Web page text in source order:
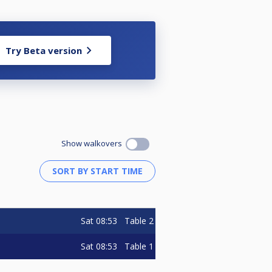
i din förening som kan
grengemensamma
ställa upp i enligt nedan:
Try Beta version
Show walkovers
Sat 08:53 Table 2
Sat 08:53 Table 1